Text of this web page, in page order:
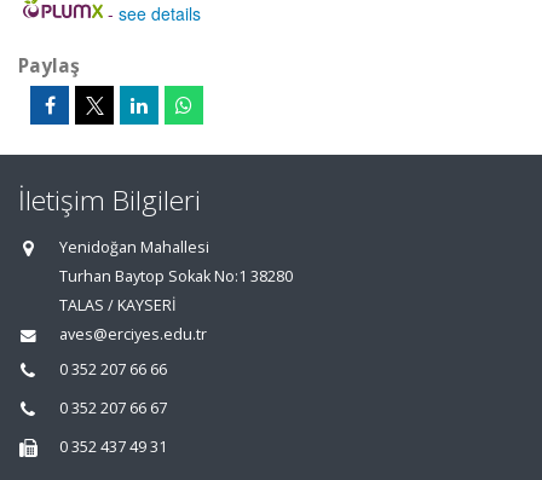
- see details
Paylaş
İletişim Bilgileri
Yenidoğan Mahallesi
Turhan Baytop Sokak No:1 38280
TALAS / KAYSERİ
aves@erciyes.edu.tr
0 352 207 66 66
0 352 207 66 67
0 352 437 49 31